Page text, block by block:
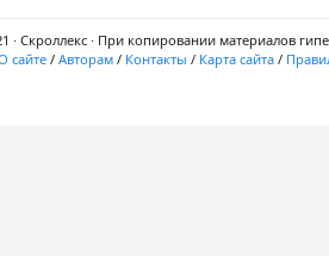
Скроллекс · При копировании материалов
сайте / Авторам / Контакты / Карта сайта /